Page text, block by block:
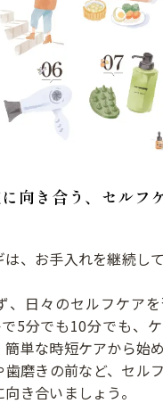
向き合う、セルフ
、お手入れを継続し
、日々のセルフケア
5分でも10分でも、
単な時短ケアから始め
歯磨きの前など、セル
き合いましょう。